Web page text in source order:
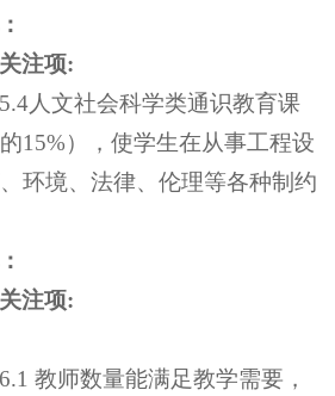
注项:
5.4人文社会科学类通识教育课
15%），使学生在从事工程设
环境、法律、伦理等各种制约
注项:
6.1 教师数量能满足教学需要，